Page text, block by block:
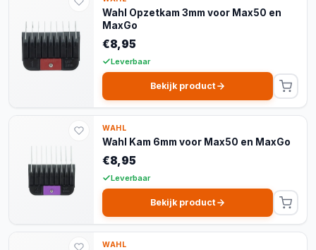
Wahl Opzetkam 3mm voor Max50 en
MaxGo
€8,95
Leverbaar
Bekijk product
WAHL
Wahl Kam 6mm voor Max50 en MaxGo
€8,95
Leverbaar
Bekijk product
WAHL